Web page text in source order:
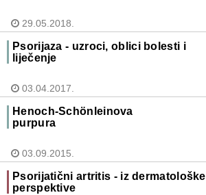
29.05.2018.
Psorijaza - uzroci, oblici bolesti i
liječenje
03.04.2017.
Henoch-Schönleinova
purpura
03.09.2015.
Psorijatični artritis - iz dermatološke
perspektive